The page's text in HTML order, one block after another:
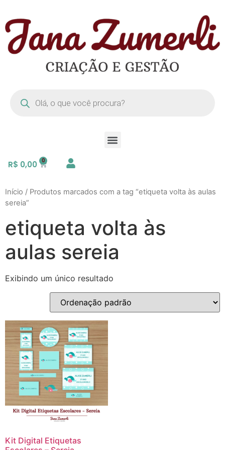
R$ 0,00
Início / Produtos marcados com a tag “etiqueta volta às aulas
sereia”
etiqueta volta às
aulas sereia
Exibindo um único resultado
Kit Digital Etiquetas